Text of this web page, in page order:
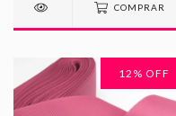
COMPRAR
12 % OFF